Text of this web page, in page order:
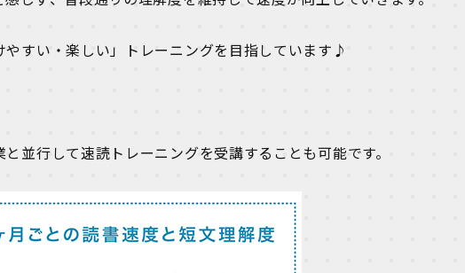
すい・楽しい」トレーニングを目指しています♪
並行して速読トレーニングを受講することも可能です。